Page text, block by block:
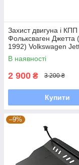
Захист двигуна і КПП
Фольксваген Джетта
1992) Volkswagen
В наявності
2 900 ₴ 3 200 ₴
Купити
–9%